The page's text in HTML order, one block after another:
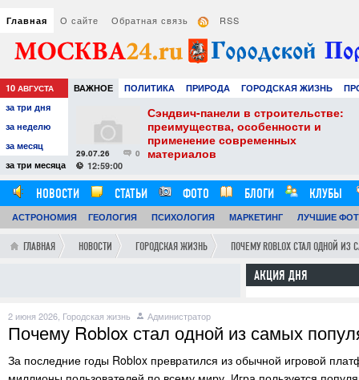
Главная О сайте Обратная связь RSS
10 АВГУСТА ВАЖНОЕ ПОЛИТИКА ПРИРОДА ГОРОДСКАЯ ЖИЗНЬ
ТЕХНОЛОГИИ
за три дня
за неделю
за месяц
за три месяца
советы для
0
29.07.26
12:59:00
Сэндвич-панели в строительстве:
преимущества, особенности и
применение современных
материалов
НОВОСТИ СТАТЬИ ФОТО БЛОГИ
КЛУБЫ
ОБЗОРЫ
ВИДЕОРЕПОРТАЖИ
АСТРОНОМИЯ ГЕОЛОГИЯ ПСИХОЛОГИЯ МАРКЕТИНГ ЛУЧШИЕ
ГЛАВНАЯ НОВОСТИ ГОРОДСКАЯ ЖИЗНЬ ПОЧЕМУ ROBLOX СТАЛ ОДНОЙ
АКЦИЯ ДНЯ
2 июня 2026, Городская жизнь Администратор
Почему Roblox стал одной из самых
За последние годы Roblox превратился из обычной игровой